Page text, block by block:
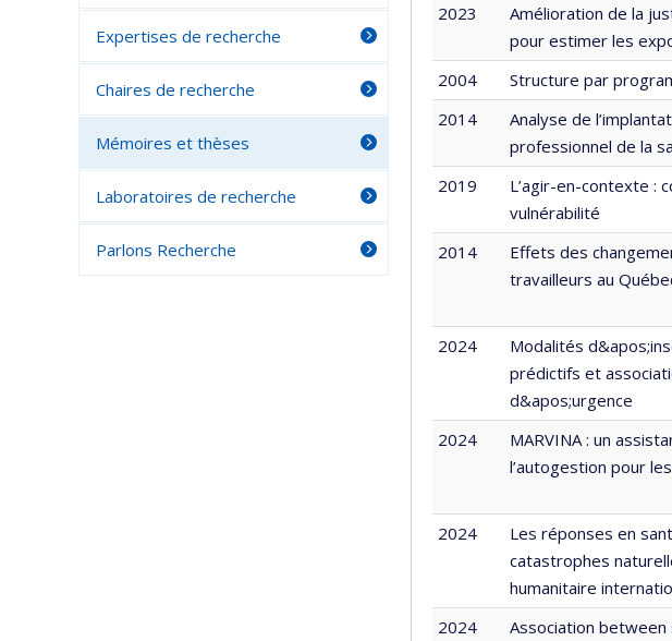
2023
Amélioration de la
pour estimer les
2004
Structure par
2014
Analyse de
professionnel de la
2019
L’agir-en-contexte :
vulnérabilité
2014
Effets des
travailleurs au
2024
Modalités
prédictifs et
d&apos;urgence
2024
MARVINA : un
l’autogestion pour
2024
Les réponses en
catastrophes
humanitaire
2024
Association between
Expertises de recherche
Chaires de recherche
Mémoires et thèses
Laboratoires de recherche
Parlons Recherche